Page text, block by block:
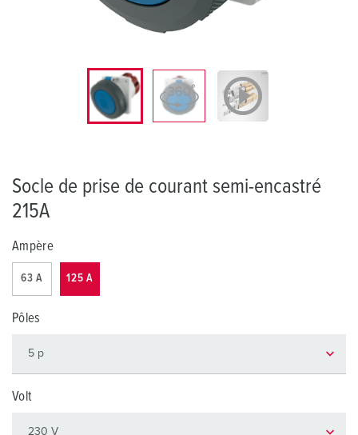
Socle de prise de courant semi-encastré
215A
Ampère
63 A 125 A
Pôles
Volt